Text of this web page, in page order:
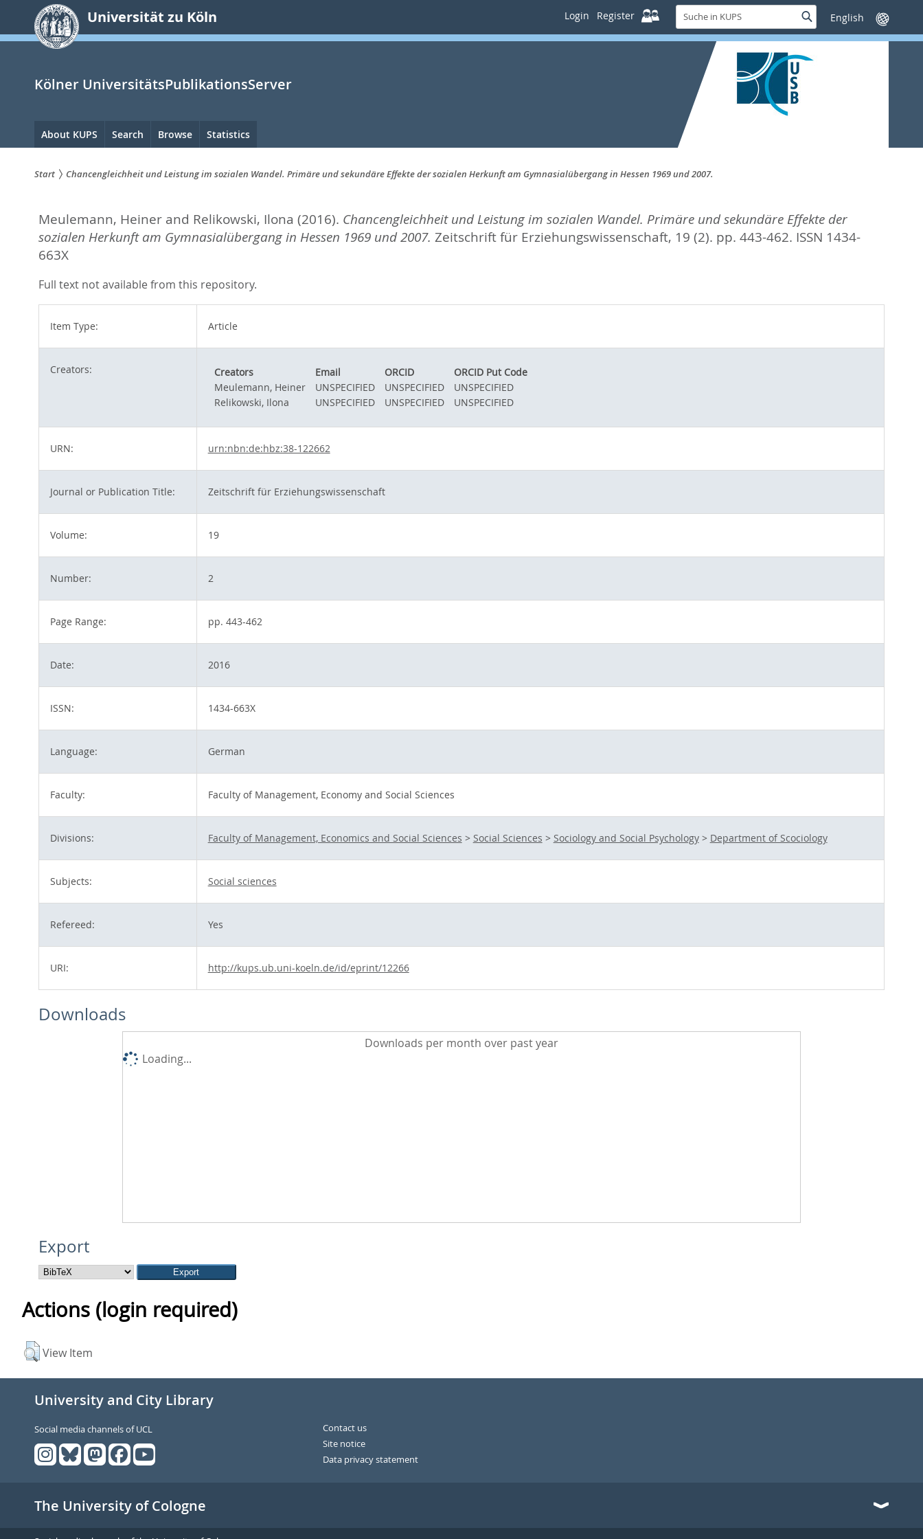
springen
Universität zu Köln Login Register
Suche
in
KUPS
SucheSprache
wechseln
Kölner UniversitätsPublikationsServer
Hauptnavigation
About KUPS Search Browse Statistics
sind
hier:
Start Chancengleichheit und Leistung im sozialen Wandel. Primäre und sekundäre Effekte der sozialen Herkunft am Gymnasialübergang in Hessen 1969 und 2007.
Meulemann, Heinerand Relikowski, Ilona (2016). Chancengleichheit und Leistung im sozialen Wandel. Primäre und sekundäre Effekte der
sozialen Herkunft am Gymnasialübergang in Hessen 1969 und 2007. Zeitschrift für Erziehungswissenschaft, 19 (2). pp. 443-462. ISSN 1434-
663X
Full text not available from this repository.
Item Type: Article
Creators: Creators Email ORCID
ORCID Put Code
Meulemann, Heiner
UNSPECIFIED UNSPECIFIED
UNSPECIFIED
Relikowski, Ilona
UNSPECIFIED UNSPECIFIED UNSPECIFIED
URN: urn:nbn:de:hbz:38-122662
Journal or Publication Title: Zeitschrift für Erziehungswissenschaft
Volume: 19
Number: 2
Page Range: pp. 443-462
Date: 2016
ISSN: 1434-663X
Language: German
Faculty: Faculty of Management, Economy and Social Sciences
Divisions: Faculty of Management, Economics and Social Sciences > Social Sciences > Sociology and Social Psychology> Department of Scociology
Subjects: Social sciences
Refereed: Yes
URI: http://kups.ub.uni-koeln.de/id/eprint/12266
Downloads
Downloads per month over past year
Loading...
Export
Actions (login required)
View Item
University and City Library
Social media channels of UCL
Contact us
Site notice
Data privacy statement
The University of Cologne